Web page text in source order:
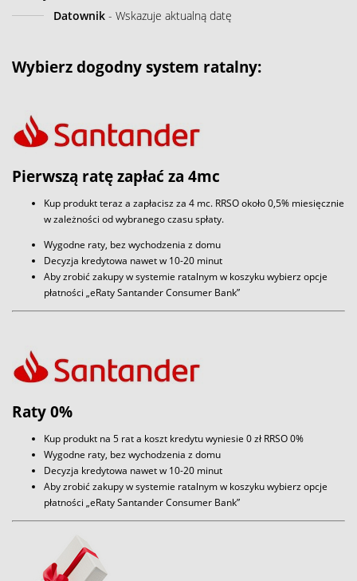
Datownik - Wskazuje aktualną datę
Wybierz dogodny system ratalny:
Pierwszą ratę zapłać za 4mc
Kup produkt teraz a zapłacisz za 4 mc. RRSO około 0,5% miesięcznie
w zależności od wybranego czasu spłaty.
Wygodne raty, bez wychodzenia z domu
Decyzja kredytowa nawet w 10-20 minut
Aby zrobić zakupy w systemie ratalnym w koszyku wybierz opcje
płatności „eRaty Santander Consumer Bank”
Raty 0%
Kup produkt na 5 rat a koszt kredytu wyniesie 0 zł RRSO 0%
Wygodne raty, bez wychodzenia z domu
Decyzja kredytowa nawet w 10-20 minut
Aby zrobić zakupy w systemie ratalnym w koszyku wybierz opcje
płatności „eRaty Santander Consumer Bank”